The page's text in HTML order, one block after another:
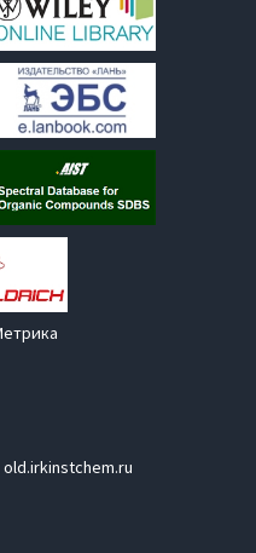
old.irkinstchem.ru